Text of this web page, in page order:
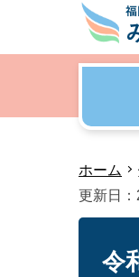
ホーム
更新日：
令